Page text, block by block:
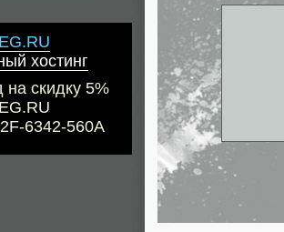
хостинг
на скидку 5%
6342-560A